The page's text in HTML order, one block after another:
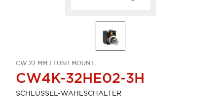
CW 22 MM FLUSH MOUNT
CW4K-32HE02-3H
SCHLÜSSEL-WÄHLSCHALTER